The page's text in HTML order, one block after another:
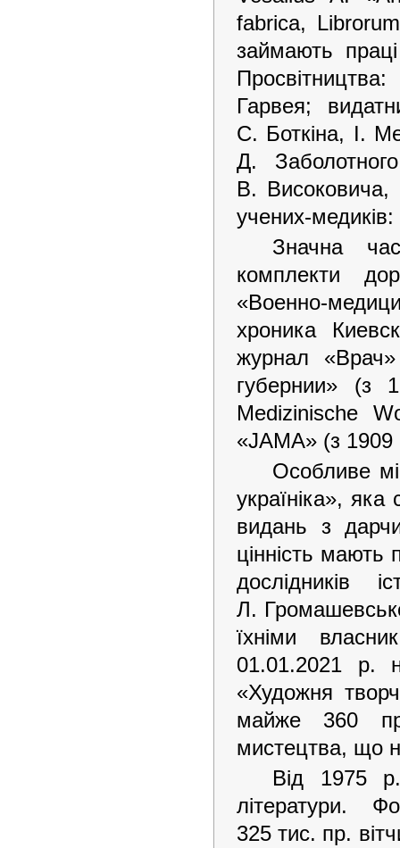
fabrica,
займають
Гарвея;
С. Боткіна, І.
Д.
В. Високовича,
учених-
Значна
комплекти
«Военно-
хроника
журнал
губернии» (з
Medizinische
«JAMA» (з 1909
Особливе
україніка»,
видань з
цінність мають
дослідників
Л.
їхніми
01.01.2021 р.
«Художня
майже 360 пр.
мистецтва, що
Від 1975
літератури.
325 тис. пр.